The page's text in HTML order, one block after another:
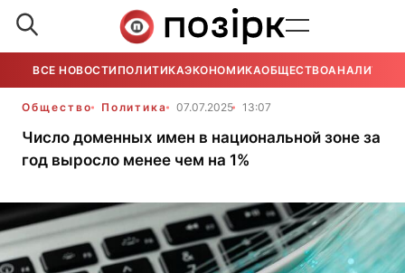
ВСЕ НОВОСТИ ПОЛИТИКАЭКОНОМИКАОБЩЕСТВОАНАЛИТИКА
Общество Политика 07.07.2025 13:07
Число доменных имен в национальной зоне за
год выросло менее чем на 1%